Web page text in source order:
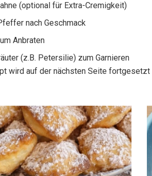
(optional für Extra-Cremigkeit)
nach Geschmack
Anbraten
(z.B. Petersilie) zum Garnieren
wird auf der nächsten Seite fortgesetzt